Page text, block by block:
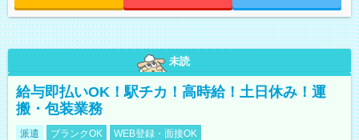
未読
給与即払いOK！駅チカ！高時給！土日休み！運
搬・包装業務
派遣 ブランクOK WEB登録・面接OK